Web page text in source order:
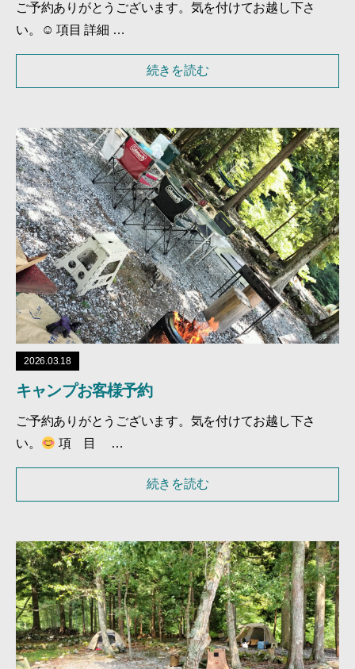
ご予約ありがとうございます。気を付けてお越し下さ
い。☺ 項目 詳細 …
続きを読む
2026.03.18
キャンプお客様予約
ご予約ありがとうございます。気を付けてお越し下さ
い。
項 目 …
続きを読む